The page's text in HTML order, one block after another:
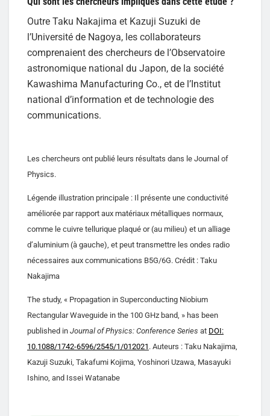
Outre Taku Nakajima et Kazuji Suzuki de
l’Université de Nagoya, les collaborateurs
comprenaient des chercheurs de l’Observatoire
astronomique national du Japon, de la société
Kawashima Manufacturing Co., et de l’Institut
national d’information et de technologie des
communications.
Les chercheurs ont publié leurs résultats dans le Journal of
Physics.
Légende illustration principale : Il présente une conductivité
améliorée par rapport aux matériaux métalliques normaux,
comme le cuivre tellurique plaqué or (au milieu) et un alliage
d’aluminium (à gauche), et peut transmettre les ondes radio
nécessaires aux communications B5G/6G. Crédit : Taku
Nakajima
The study, « Propagation in Superconducting Niobium
Rectangular Waveguide in the 100 GHz band, » has been
published in Journal of Physics: Conference Series at DOI:
10.1088/1742-6596/2545/1/012021 . Auteurs : Taku Nakajima,
Kazuji Suzuki, Takafumi Kojima, Yoshinori Uzawa, Masayuki
Ishino, and Issei Watanabe